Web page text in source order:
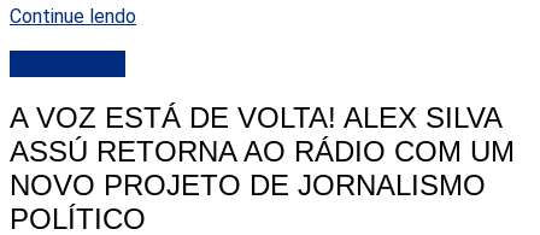
Continue lendo
A VOZ ESTÁ DE VOLTA! ALEX SILVA
ASSÚ RETORNA AO RÁDIO COM UM
NOVO PROJETO DE JORNALISMO
POLÍTICO